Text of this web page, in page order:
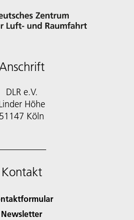
DLR e.V.
Höhe
51147 Köln
Kontakt
Newsletter